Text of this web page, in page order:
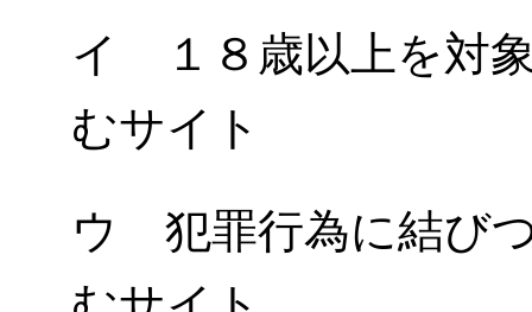
イ １８歳以上を対
むサイト
ウ 犯罪行為に結び